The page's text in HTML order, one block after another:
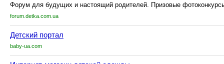
Форум для будущих и настоящий родителей. Призовые
forum.detka.com.ua
Детский портал
baby-ua.com